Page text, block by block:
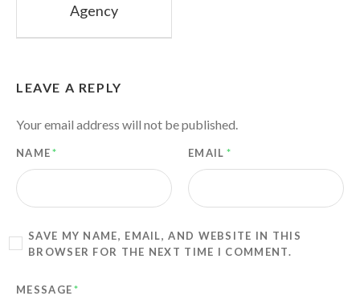
Agency
LEAVE A REPLY
Your email address will not be published.
NAME * EMAIL *
SAVE MY NAME, EMAIL, AND WEBSITE IN THIS
BROWSER FOR THE NEXT TIME I COMMENT.
MESSAGE*